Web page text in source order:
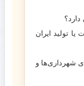
دارد؟
یا تولید ایران
شهرداری‌ها و